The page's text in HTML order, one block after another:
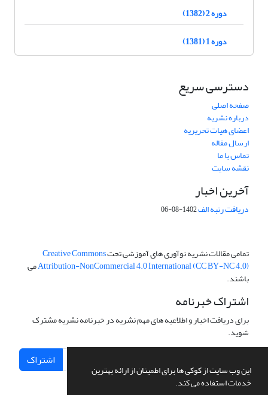
این وب سایت از کوکی ها برای اطمینان از ارائه بهترین
خدمات استفاده می کند.
دوره 2 (1382)
دوره 1 (1381)
دسترسی سریع
صفحه اصلی
درباره نشریه
اعضای هیات تحریریه
ارسال مقاله
تماس با ما
نقشه سایت
آخرین اخبار
دریافت رتبه الف1402-08-06
تمامی مقالات نشریه نوآوری های آموزشی تحتCreative Commons
Attribution-NonCommercial 4.0 International (CC BY-NC 4.0)می
باشند.
اشتراک خبرنامه
برای دریافت اخبار و اطلاعیه های مهم نشریه در خبرنامه نشریه مشترک
شوید.
اشتراک